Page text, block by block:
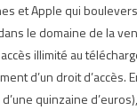
et Apple qui
le domaine de la
illimité au
d’un droit d’accès.
quinzaine